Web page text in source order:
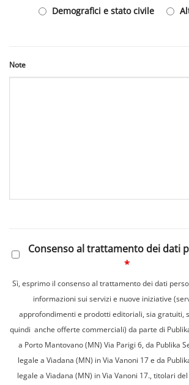
Demografici e stato civile
Note
Consenso al trattamento dei dati
*
Sì, esprimo il consenso al trattamento dei dati
informazioni sui servizi e nuove iniziative
approfondimenti e prodotti editoriali, sia gratuiti,
quindi anche offerte commerciali) da parte di
a Porto Mantovano (MN) Via Parigi 6, da Publika
legale a Viadana (MN) in Via Vanoni 17 e da
legale a Viadana (MN) in Via Vanoni 17., titolari